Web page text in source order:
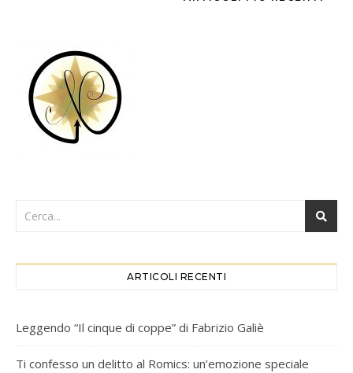
ARTICOLI RECENTI
Leggendo “Il cinque di coppe” di Fabrizio Galiè
Ti confesso un delitto al Romics: un’emozione speciale